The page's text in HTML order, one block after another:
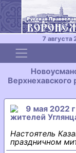
7
Toggle
9 мая 2022
жителей
Настоятель
праздничном